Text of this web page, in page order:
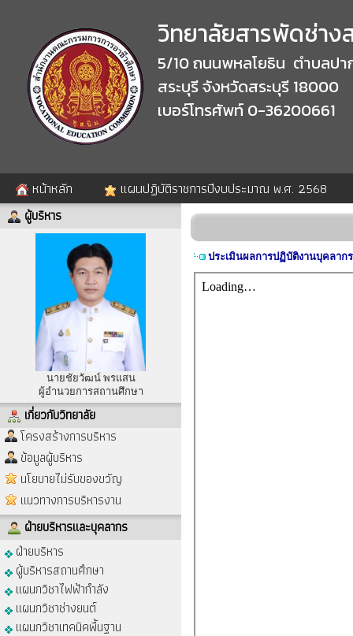
วิทยาลัยสารพัดช่าง
5/10 ถนนพหลโยธิน ตำบลปา
สระบุรี จังหวัดสระบุรี 18000
เบอร์โทรศัพท์ 0-36200661
หน้าหลัก แผนปฏิบัติราชการปีงบประมาณ พ.ศ. 2568
ผู้บริหาร
นายชัยวัฒน์ พรแสน
ผู้อำนวยการสถานศึกษา
เกี่ยวกับวิทยาลัย
โครงสร้างการบริหาร
ข้อมูลผู้บริหาร
นโยบายไม่รับของขวัญ
แนวทางการบริหารงาน
ฝ่ายบริหารและบุคลากร
ฝ่ายบริหาร
ผู้บริหารสถานศึกษา
แผนกวิชาไฟฟ้ากำลัง
แผนกวิชาช่างยนต์
แผนกวิชาเทคนิคพื้นฐาน
ประเมินผลการปฏิบัติงานบุคลากร